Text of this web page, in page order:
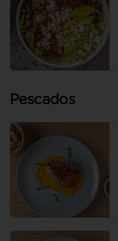
Pescados